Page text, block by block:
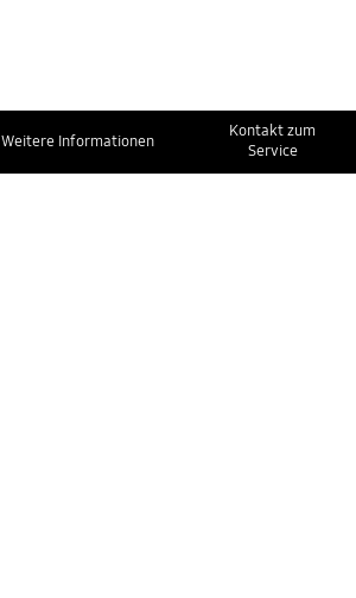
Weitere Informationen
Kontakt zum
Service